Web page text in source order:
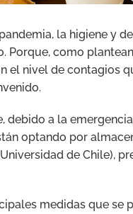
la higiene y
Porque, como
el nivel de contagios
debido a la
optando por
de Chile),
medidas que se